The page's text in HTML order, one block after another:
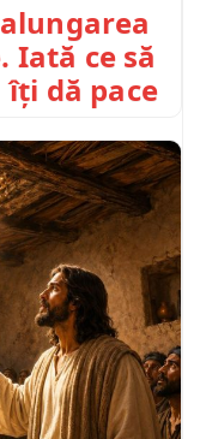
ce să
dă pace